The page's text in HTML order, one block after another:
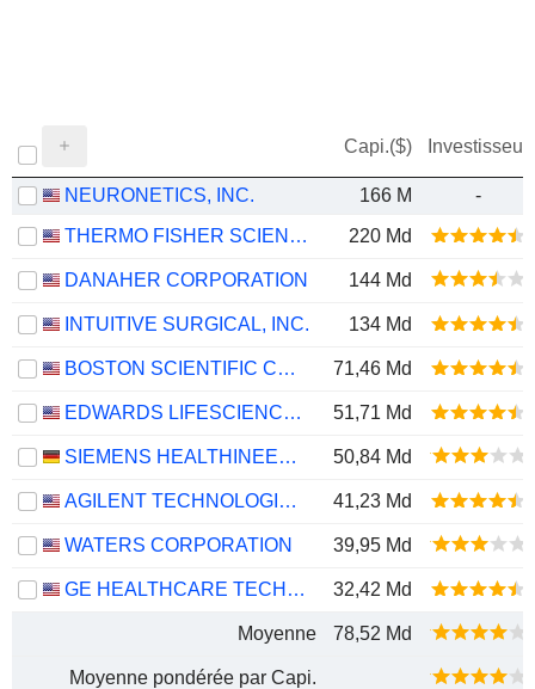
Capi.($) Investisseur
NEURONETICS, INC. 166 M
-
THERMO FISHER SCIENTIFIC, INC.
220 Md
DANAHER CORPORATION 144 Md
INTUITIVE SURGICAL, INC. 134 Md
BOSTON SCIENTIFIC CORPORATION 71,46 Md
EDWARDS LIFESCIENCES CORPORATION 51,71 Md
SIEMENS HEALTHINEERS AG 50,84 Md
AGILENT TECHNOLOGIES, INC. 41,23 Md
WATERS CORPORATION 39,95 Md
GE HEALTHCARE TECHNOLOGIES INC. 32,42 Md
Moyenne 78,52 Md
Moyenne pondérée par Capi.